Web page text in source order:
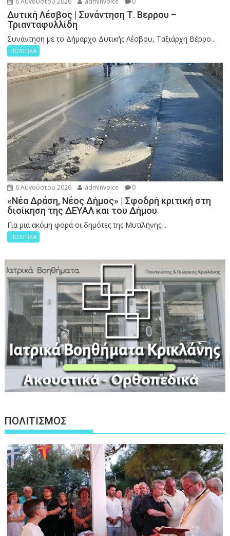
Δυτική Λέσβος | Συνάντηση Τ. Βερρου –
Τριανταφυλλίδη
Συνάντηση με το Δήμαρχο Δυτικής Λέσβου, Ταξιάρχη Βέρρο...
ΠΟΛΙΤΙΚΑ
6 Αυγούστου 2026 adminvoice 0
«Νέα Δράση, Νέος Δήμος» | Σφοδρή κριτική στη
διοίκηση της ΔΕΥΑΛ και του Δήμου
Για μια ακόμη φορά οι δημότες της Μυτιλήνης,...
ΠΟΛΙΤΙΚΑ
ΠΟΛΙΤΙΣΜΟΣ